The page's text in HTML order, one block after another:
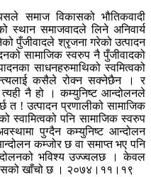
समाज विकासको भौतिकवादी
स्थान समाजवादले लिने अनिवार्य
पुँजीवादले श्रृजना गरेको उत्पादन
सामाजिक स्वरुप नै पुँजीवादको
साधनहरुमाथिको स्वमित्वको
कसैले रोक्न सक्नेछैन । र
नै हो । कम्युनिष्ट आन्दोलनले
त ! उत्पादन प्रणालीको सामाजिक
स्वामित्वको पनि सामाजिक स्वरुप
पुग्दैन कम्युनिष्ट आन्दोलन
कम्जोर छ वा समाप्त भए पनि
भविश्य उज्ज्वलछ । केवल
खाँचो छ । २०७४।११।१९